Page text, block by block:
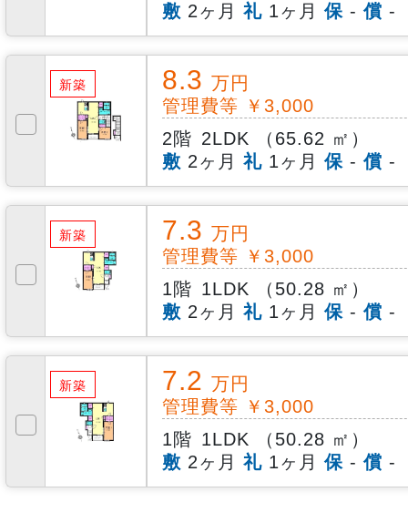
敷 2ヶ月 礼 1ヶ月 保 - 償 -
新築 8.3万円
管理費等 ￥3,000
2階 2LDK （65.62 ㎡）
敷 2ヶ月 礼 1ヶ月 保 - 償 -
新築 7.3万円
管理費等 ￥3,000
1階 1LDK （50.28 ㎡）
敷 2ヶ月 礼 1ヶ月 保 - 償 -
新築 7.2万円
管理費等 ￥3,000
1階 1LDK （50.28 ㎡）
敷 2ヶ月 礼 1ヶ月 保 - 償 -